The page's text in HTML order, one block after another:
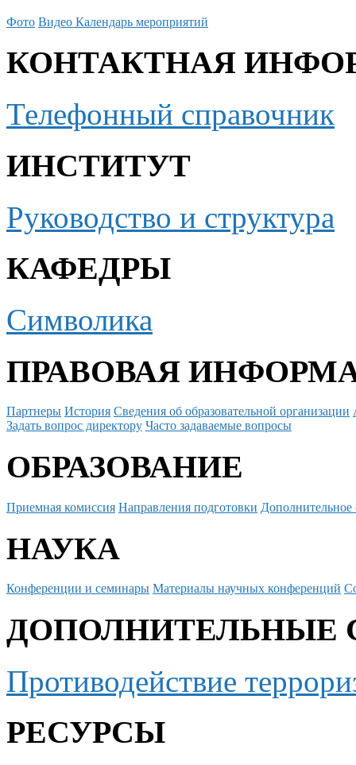
Фото Видео Календарь мероприятий
КОНТАКТНАЯ
Телефонный справочник
ИНСТИТУТ
Руководство и структура
КАФЕДРЫ
Символика
ПРАВОВАЯ
Партнеры История Сведения об образовательной организации
Задать вопрос директору Часто задаваемые вопросы
ОБРАЗОВАНИЕ
Приемная комиссия Направления подготовки Дополнительное
НАУКА
Конференции и семинары Материалы научных конференций
ДОПОЛНИТЕЛЬНЫЕ
Противодействие
РЕСУРСЫ